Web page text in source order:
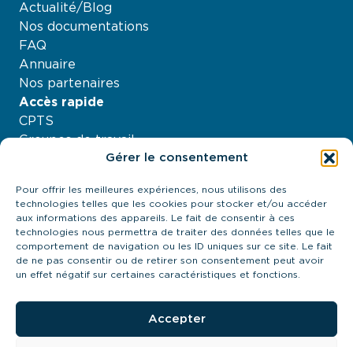
Gérer le consentement
Pour offrir les meilleures expériences, nous utilisons des
technologies telles que les cookies pour stocker et/ou accéder
aux informations des appareils. Le fait de consentir à ces
technologies nous permettra de traiter des données telles que le
comportement de navigation ou les ID uniques sur ce site. Le fait
de ne pas consentir ou de retirer son consentement peut avoir
un effet négatif sur certaines caractéristiques et fonctions.
Accepter
Actualité/Blog
Nos documentations
FAQ
Annuaire
Nos partenaires
Accès rapide
CPTS
Groupes de travail
À propos
Contactez-nous
21 quai Antoine Riboud - 69002, Lyon
contact@urps-mk-ara.org
04 27 89 57 85
Prendre contact